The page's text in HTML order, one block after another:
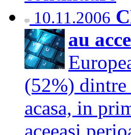
10.11.2006
au
(52%) dintre
acasa, in